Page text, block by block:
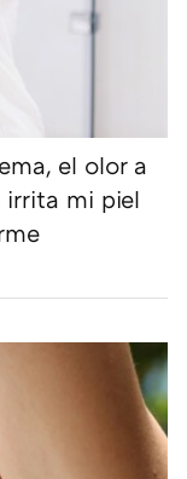
el olor a
irrita mi piel